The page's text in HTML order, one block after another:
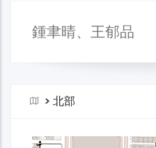
鍾聿晴、王郁品
> 北部